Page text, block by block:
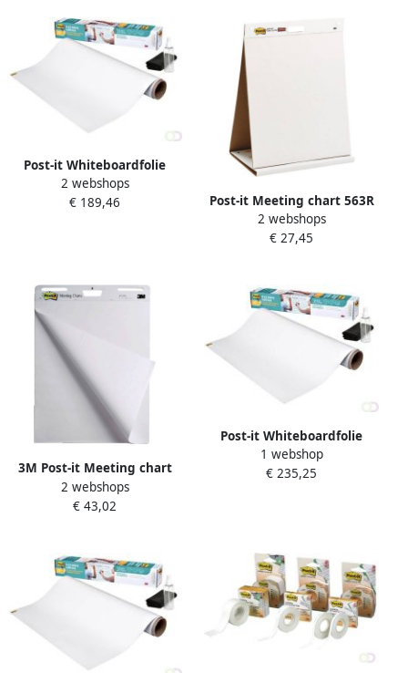
Post-it Whiteboardfolie
Super Sticky Flex Write
Surface 121 9x243 8cm wit
2 webshops
€ 189,46
Post-it Meeting chart 563R
Super Sticky 50 8x58 4cm
met tafelstandaard wit 20
2 webshops
€ 27,45
3M Post-it Meeting chart
3M Post it 559 63.5x76.2cm
blanco
2 webshops
€ 43,02
Post-it Whiteboardfolie
Super Sticky Flex Write
Surface 121 9x182 9cm wit
1 webshop
€ 235,25